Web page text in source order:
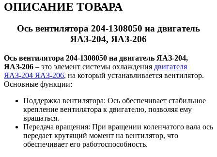
ОПИСАНИЕ ТОВАРА
Ось вентилятора 204-1308050 на двигатель
ЯАЗ-204, ЯАЗ-206
Ось вентилятора 204-1308050 на двигатель ЯАЗ-204,
ЯАЗ-206 – это элемент системы охлаждения двигателя
ЯАЗ-204 ЯАЗ-206, на который устанавливается вентилятор.
Основные функции:
Поддержка вентилятора: Ось обеспечивает стабильное
крепление вентилятора к двигателю, позволяя ему
вращаться.
Передача вращения: При вращении коленчатого вала ось
передает крутящий момент на вентилятор, что
обеспечивает его работоспособность.